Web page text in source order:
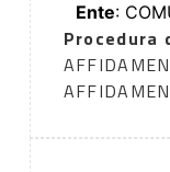
Ente:
Procedura